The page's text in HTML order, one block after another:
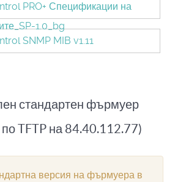
PRO+ Спецификации на
1.0_bg
SNMP MIB v1.11
стандартен фърмуер
TFTP на 84.40.112.77)
версия на фърмуера в